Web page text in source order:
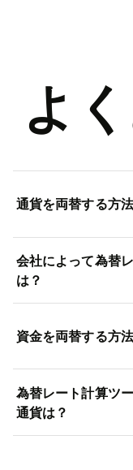
よ
通貨を両替する方
会社によって為替
は？
資金を両替する方
為替レート計算ツ
通貨は？